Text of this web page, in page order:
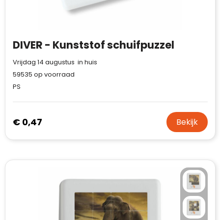
GolfOriginals
James Harvest
Kingcap
Moleskine
MyKit
Ocean Bottle
DIVER - Kunststof schuifpuzzel
Vrijdag 14 augustus in huis
59535 op voorraad
PS
€ 0,47 Bekijk